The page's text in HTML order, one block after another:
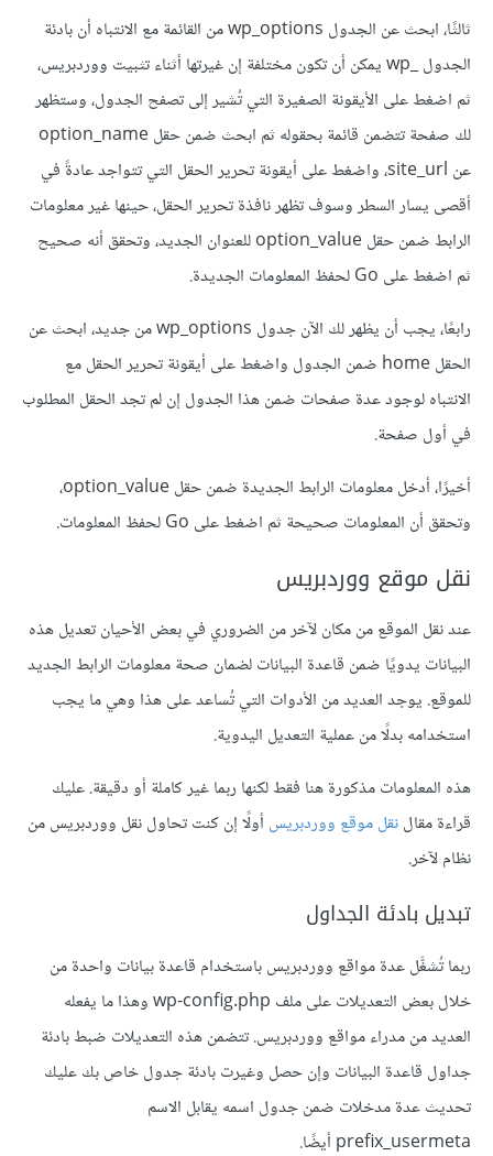
ثالثًا، ابحث عن الجدول wp_options من القائمة مع الانتباه أن بادئة
الجدول wp_‎ يمكن أن تكون مختلفة إن غيرتها أثناء تثبيت ووردبريس،
ثم اضغط على الأيقونة الصغيرة التي تُشير إلى تصفح الجدول، وستظهر
لك صفحة تتضمن قائمة بحقوله ثم ابحث ضمن حقل option_name
عن site_url، واضغط على أيقونة تحرير الحقل التي تتواجد عادةً في
أقصى يسار السطر وسوف تظهر نافذة تحرير الحقل، حينها غير معلومات
الرابط ضمن حقل option_value للعنوان الجديد، وتحقق أنه صحيح
ثم اضغط على Go لحفظ المعلومات الجديدة.
رابعًا، يجب أن يظهر لك الآن جدول wp_options من جديد، ابحث عن
الحقل home ضمن الجدول واضغط على أيقونة تحرير الحقل مع
الانتباه لوجود عدة صفحات ضمن هذا الجدول إن لم تجد الحقل المطلوب
في أول صفحة.
أخيرًا، أدخل معلومات الرابط الجديدة ضمن حقل option_value،
وتحقق أن المعلومات صحيحة ثم اضغط على Go لحفظ المعلومات.
نقل موقع ووردبريس
عند نقل الموقع من مكان لآخر من الضروري في بعض الأحيان تعديل هذه
البيانات يدويًا ضمن قاعدة البيانات لضمان صحة معلومات الرابط الجديد
للموقع. يوجد العديد من الأدوات التي تُساعد على هذا وهي ما يجب
استخدامه بدلًا من عملية التعديل اليدوية.
هذه المعلومات مذكورة هنا فقط لكنها ربما غير كاملة أو دقيقة. عليك
قراءة مقالنقل موقع ووردبريس أولًا إن كنت تحاول نقل ووردبريس من
نظام لآخر.
تبديل بادئة الجداول
ربما تُشغَّل عدة مواقع ووردبريس باستخدام قاعدة بيانات واحدة من
خلال بعض التعديلات على ملف wp-config.php وهذا ما يفعله
العديد من مدراء مواقع ووردبريس. تتضمن هذه التعديلات ضبط بادئة
جداول قاعدة البيانات وإن حصل وغيرت بادئة جدول خاص بك عليك
تحديث عدة مدخلات ضمن جدول اسمه يقابل الاسم
prefix_usermeta أيضًا.